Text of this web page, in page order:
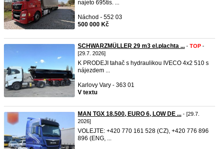
najeto 695tis. ...
Náchod - 552 03
500 000 Kč
SCHWARZMÜLLER 29 m3 el.plachta ... - TOP -
[29.7. 2026]
K PRODEJI tahač s hydraulikou IVECO 4x2 510 s
nájezdem ...
Karlovy Vary - 363 01
V textu
MAN TGX 18.500, EURO 6, LOW DE ... - [29.7.
2026]
VOLEJTE: +420 770 161 528 (CZ), +420 776 896
896 (ENG, ...